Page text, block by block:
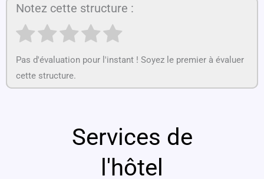
Notez cette structure :
Pas d'évaluation pour l'instant ! Soyez le premier à évaluer
cette structure.
Services de
l'hôtel